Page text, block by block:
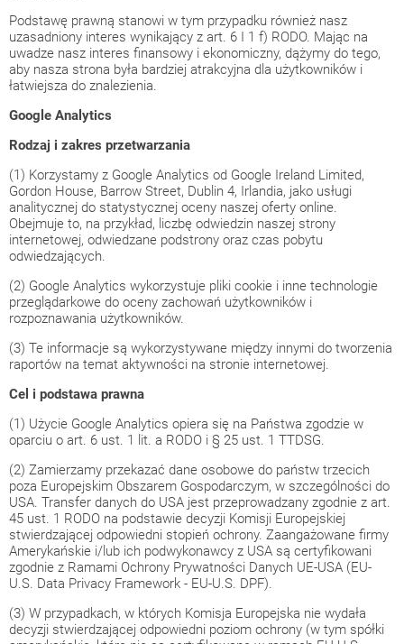
Podstawę prawną stanowi w tym przypadku również nasz
uzasadniony interes wynikający z art. 6 I 1 f) RODO. Mając na
uwadze nasz interes finansowy i ekonomiczny, dążymy do tego,
aby nasza strona była bardziej atrakcyjna dla użytkowników i
łatwiejsza do znalezienia.
Google Analytics
Rodzaj i zakres przetwarzania
(1) Korzystamy z Google Analytics od Google Ireland Limited,
Gordon House, Barrow Street, Dublin 4, Irlandia, jako usługi
analitycznej do statystycznej oceny naszej oferty online.
Obejmuje to, na przykład, liczbę odwiedzin naszej strony
internetowej, odwiedzane podstrony oraz czas pobytu
odwiedzających.
(2) Google Analytics wykorzystuje pliki cookie i inne technologie
przeglądarkowe do oceny zachowań użytkowników i
rozpoznawania użytkowników.
(3) Te informacje są wykorzystywane między innymi do tworzenia
raportów na temat aktywności na stronie internetowej.
Cel i podstawa prawna
(1) Użycie Google Analytics opiera się na Państwa zgodzie w
oparciu o art. 6 ust. 1 lit. a RODO i § 25 ust. 1 TTDSG.
(2) Zamierzamy przekazać dane osobowe do państw trzecich
poza Europejskim Obszarem Gospodarczym, w szczególności do
USA. Transfer danych do USA jest przeprowadzany zgodnie z art.
45 ust. 1 RODO na podstawie decyzji Komisji Europejskiej
stwierdzającej odpowiedni stopień ochrony. Zaangażowane firmy
Amerykańskie i/lub ich podwykonawcy z USA są certyfikowani
zgodnie z Ramami Ochrony Prywatności Danych UE-USA (EU-
U.S. Data Privacy Framework - EU-U.S. DPF).
(3) W przypadkach, w których Komisja Europejska nie wydała
decyzji stwierdzającej odpowiedni poziom ochrony (w tym spółki